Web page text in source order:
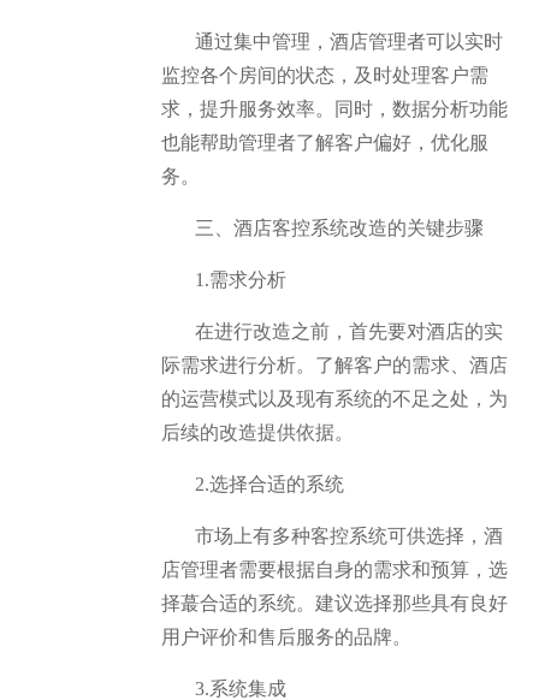
通过集中管理，酒店管理者可以实时
监控各个房间的状态，及时处理客户需
求，提升服务效率。同时，数据分析功能
也能帮助管理者了解客户偏好，优化服
务。
三、酒店客控系统改造的关键步骤
1.需求分析
在进行改造之前，首先要对酒店的实
际需求进行分析。了解客户的需求、酒店
的运营模式以及现有系统的不足之处，为
后续的改造提供依据。
2.选择合适的系统
市场上有多种客控系统可供选择，酒
店管理者需要根据自身的需求和预算，选
择蕞合适的系统。建议选择那些具有良好
用户评价和售后服务的品牌。
3.系统集成